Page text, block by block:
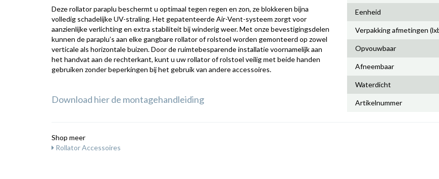
Deze rollator paraplu beschermt u optimaal tegen regen en zon, ze blokkeren bijna
volledig schadelijke UV-straling. Het gepatenteerde Air-Vent-systeem zorgt voor
aanzienlijke verlichting en extra stabiliteit bij winderig weer. Met onze bevestigingsdelen
kunnen de paraplu’s aan elke gangbare rollator of rolstoel worden gemonteerd op zowel
verticale als horizontale buizen. Door de ruimtebesparende installatie voornamelijk aan
het handvat aan de rechterkant, kunt u uw rollator of rolstoel veilig met beide handen
gebruiken zonder beperkingen bij het gebruik van andere accessoires.
Download hier de montagehandleiding
Eenheid
Verpakking afmetingen
Opvouwbaar
Afneembaar
Waterdicht
Artikelnummer
Shop meer
Rollator Accessoires